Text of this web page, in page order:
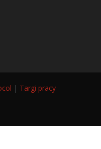
| Targi pracy